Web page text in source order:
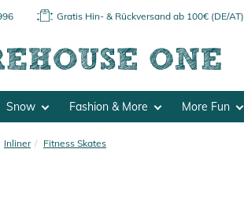
Gratis Hin- & Rückversand ab 100€ (DE/AT)
Snow Fashion & More More Fun
Inliner Fitness Skates